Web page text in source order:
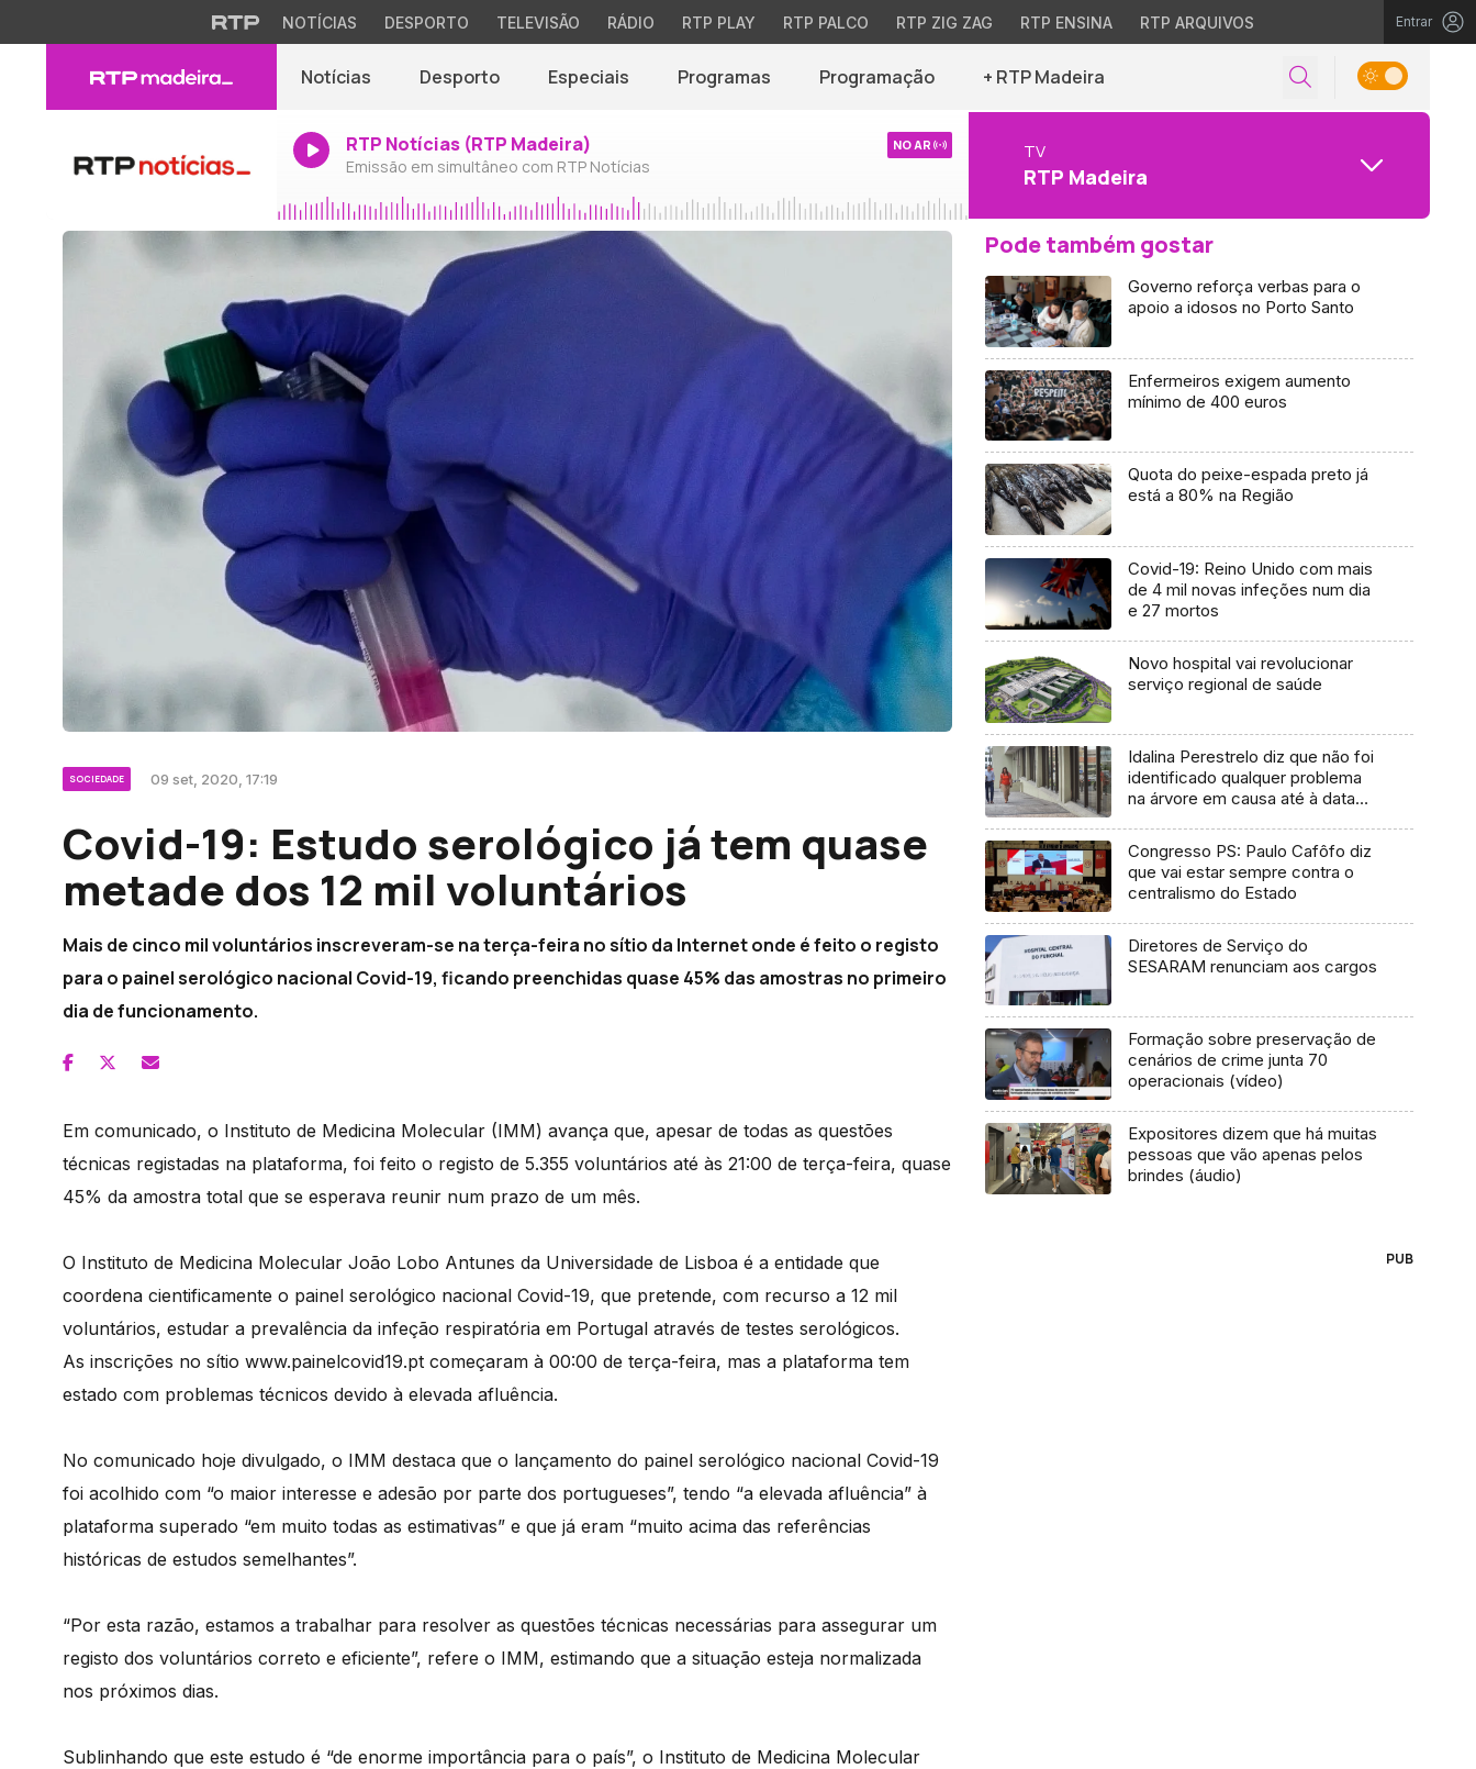
NOTÍCIAS DESPORTO TELEVISÃO RÁDIO RTP PLAY RTP PALCO RTP ZIG ZAG RTP ENSINA RTP ARQUIVOS Entrar
Notícias Desporto Especiais Programas Programação + RTP Madeira
RTP Notícias (RTP Madeira)
Emissão em simultâneo com RTP Notícias
NO AR TV
RTP Madeira
SOCIEDADE 09 set, 2020, 17:19
Covid-19: Estudo serológico já tem quase
metade dos 12 mil voluntários
Mais de cinco mil voluntários inscreveram-se na terça-feira no sítio da Internet onde é feito o registo
para o painel serológico nacional Covid-19, ficando preenchidas quase 45% das amostras no primeiro
dia de funcionamento.
Em comunicado, o Instituto de Medicina Molecular (IMM) avança que, apesar de todas as questões
técnicas registadas na plataforma, foi feito o registo de 5.355 voluntários até às 21:00 de terça-feira, quase
45% da amostra total que se esperava reunir num prazo de um mês.
O Instituto de Medicina Molecular João Lobo Antunes da Universidade de Lisboa é a entidade que
coordena cientificamente o painel serológico nacional Covid-19, que pretende, com recurso a 12 mil
voluntários, estudar a prevalência da infeção respiratória em Portugal através de testes serológicos.
As inscrições no sítio www.painelcovid19.pt começaram à 00:00 de terça-feira, mas a plataforma tem
estado com problemas técnicos devido à elevada afluência.
No comunicado hoje divulgado, o IMM destaca que o lançamento do painel serológico nacional Covid-19
foi acolhido com “o maior interesse e adesão por parte dos portugueses”, tendo “a elevada afluência” à
plataforma superado “em muito todas as estimativas” e que já eram “muito acima das referências
históricas de estudos semelhantes”.
“Por esta razão, estamos a trabalhar para resolver as questões técnicas necessárias para assegurar um
registo dos voluntários correto e eficiente”, refere o IMM, estimando que a situação esteja normalizada
nos próximos dias.
Sublinhando que este estudo é “de enorme importância para o país”, o Instituto de Medicina Molecular
Pode também gostar
Governo reforça verbas para o
apoio a idosos no Porto Santo
Enfermeiros exigem aumento
mínimo de 400 euros
Quota do peixe-espada preto já
está a 80% na Região
Covid-19: Reino Unido com mais
de 4 mil novas infeções num dia
e 27 mortos
Novo hospital vai revolucionar
serviço regional de saúde
Idalina Perestrelo diz que não foi
identificado qualquer problema
na árvore em causa até à data
Congresso PS: Paulo Cafôfo diz
que vai estar sempre contra o
centralismo do Estado
Diretores de Serviço do
SESARAM renunciam aos cargos
Formação sobre preservação de
cenários de crime junta 70
operacionais (vídeo)
Expositores dizem que há muitas
pessoas que vão apenas pelos
brindes (áudio)
PUB